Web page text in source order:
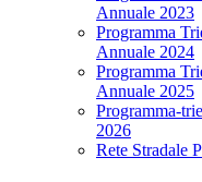
Annuale 2023
Programma
Annuale 2024
Programma
Annuale 2025
Programma-
2026
Rete Stradale